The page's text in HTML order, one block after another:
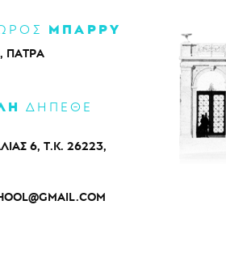
ΜΠΑΡΡΥ
ΠΑΤΡΑ
ΔΗΠΕΘΕ
6, Τ.Κ. 26223,